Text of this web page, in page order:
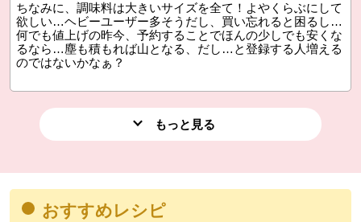
ちなみに、調味料は大きいサイズを全て！よやくらぶにして
欲しい…ヘビーユーザー多そうだし、買い忘れると困るし…
何でも値上げの昨今、予約することでほんの少しでも安くな
るなら…塵も積もれば山となる、だし…と登録する人増える
のではないかなぁ？
もっと見る
おすすめレシピ